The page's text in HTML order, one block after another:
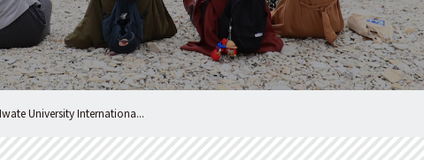
University Internationa...